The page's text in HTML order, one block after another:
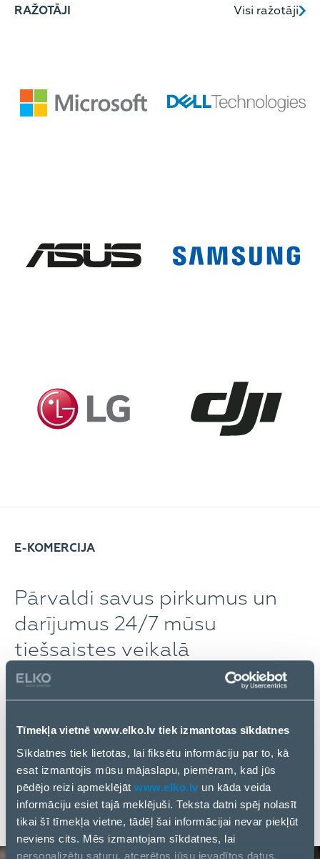
Tīmekļa vietnē www.elko.lv tiek izmantotas sīkdatnes
Sīkdatnes tiek lietotas, lai fiksētu informāciju par to, kā
esat izmantojis mūsu mājaslapu, piemēram, kad jūs
pēdējo reizi apmeklējāt www.elko.lv un kāda veida
informāciju esiet tajā meklējuši. Teksta datni spēj nolasīt
tikai šī tīmekļa vietne, tādēļ šai informācijai nevar piekļūt
neviens cits. Mēs izmantojam sīkdatnes, lai
personalizētu saturu, atcerētos jūsu ievadītos datus,
RAŽOTĀJI Visi ražotāji
E-KOMERCIJA
Pārvaldi savus pirkumus un
darījumus 24/7 mūsu
tiešsaistes veikalā
eCom – mūsu vairumtirdzniecības tiešsaistes
platforma ar pilnu funkcionalitāti B2B tirdzniecībai.
VAIRĀK PAR ECOM